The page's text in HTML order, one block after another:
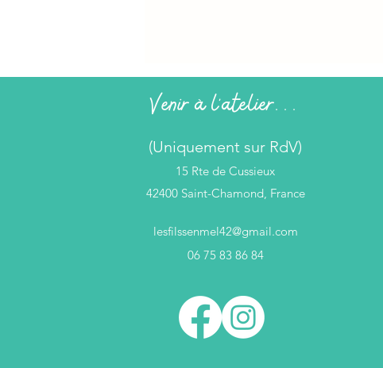
Venir à l'atelier...
(Uniquement sur RdV)
15 Rte de Cussieux
42400 Saint-Chamond, France
lesfilssenmel42@gmail.com
06 75 83 86 84